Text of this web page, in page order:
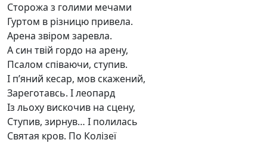
Сторожа з голими мечами
Гуртом в різницю привела.
Арена звіром заревла.
А син твій гордо на арену,
Псалом співаючи, ступив.
І п’яний кесар, мов скажений,
Зареготавсь. І леопард
Із льоху вискочив на сцену,
Ступив, зирнув… І полилась
Святая кров. По Колізеї